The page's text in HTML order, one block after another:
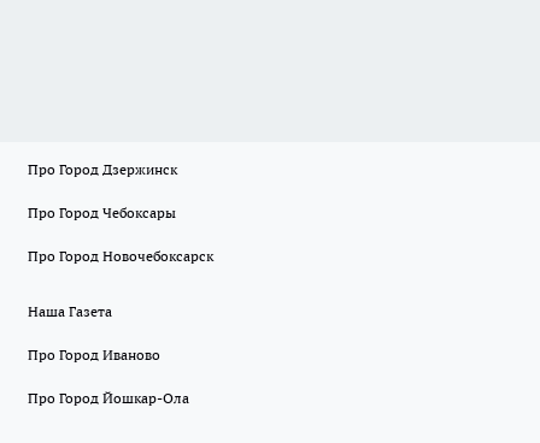
Про Город Дзержинск
Про Город Чебоксары
Про Город Новочебоксарск
Наша Газета
Про Город Иваново
Про Город Йошкар-Ола